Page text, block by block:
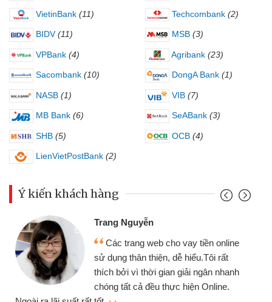
VietinBank (11) Techcombank (2)
BIDV (11) MSB (3)
VPBank (4) Agribank (23)
Sacombank (10) DongA Bank (1)
NASB (1) VIB (7)
MB Bank (6) SeABank (3)
SHB (5) OCB (4)
LienVietPostBank (2)
Ý kiến khách hàng
Trang Nguyễn
Các trang web cho vay tiền online
sử dụng thân thiện, dễ hiểu.Tôi rất
thích bởi vì thời gian giải ngân nhanh
chóng tất cả đều thực hiện Online.